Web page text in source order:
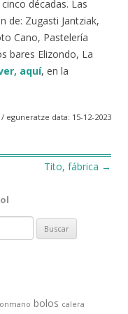
décadas. Las
de: Zugasti Jantziak,
Cano, Pastelería
bares Elizondo, La
aquí, en la
eguneratze data: 15-12-2023
Tito, fábrica →
bolos calera